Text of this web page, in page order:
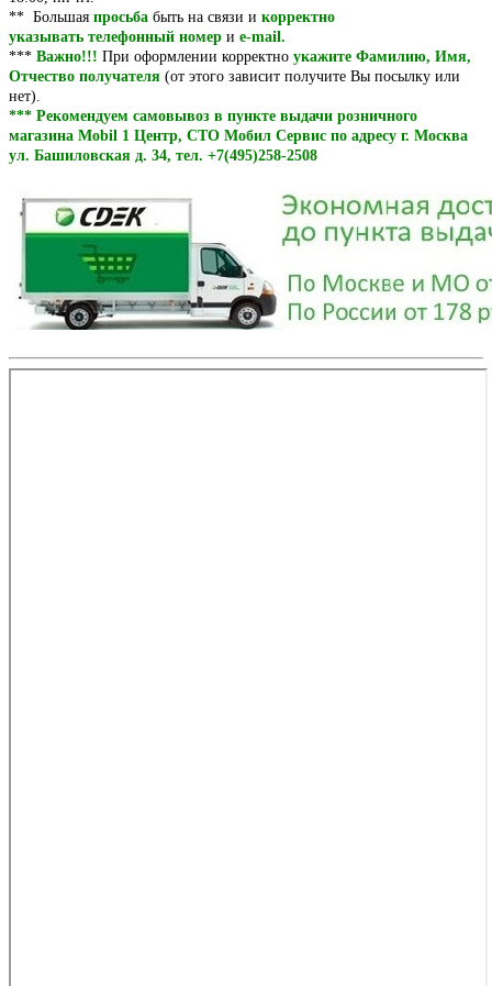
** Большая просьба быть на связи и корректно
указывать телефонный номер и e-mail.
*** Важно!!! При оформлении корректно укажите Фамилию, Имя,
Отчество получателя (от этого зависит получите Вы посылку или
нет).
*** Рекомендуем самовывоз в пункте выдачи розничного
магазина Mobil 1 Центр, СТО Мобил Сервис по адресу г. Москва
ул. Башиловская д. 34, тел. +7(495)258-2508